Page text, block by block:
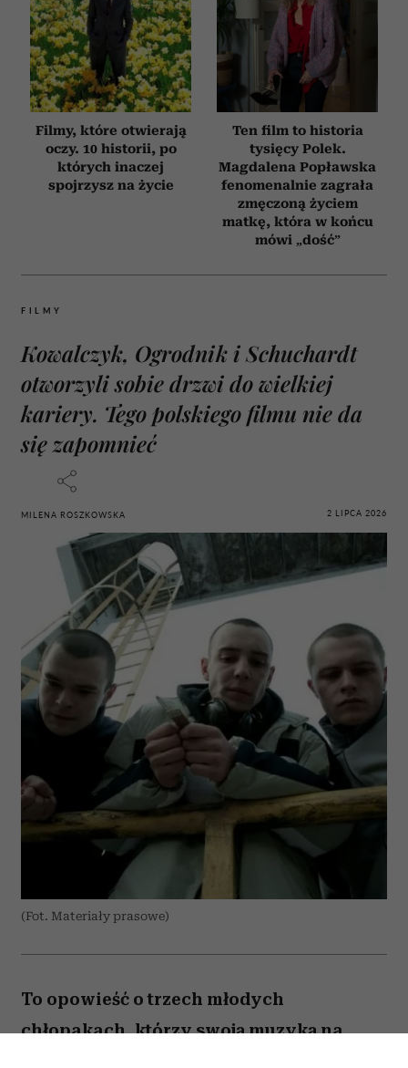
Filmy, które otwierają
oczy. 10 historii, po
których inaczej
spojrzysz na życie
Ten film to historia
tysięcy Polek.
Magdalena Popławska
fenomenalnie zagrała
zmęczoną życiem
matkę, która w końcu
mówi „dość”
FILMY
Kowalczyk, Ogrodnik i Schuchardt
otworzyli sobie drzwi do wielkiej
kariery. Tego polskiego filmu nie da
się zapomnieć
MILENA ROSZKOWSKA 2 LIPCA 2026
(Fot. Materiały prasowe)
To opowieść o trzech młodych
chłopakach, którzy swoją muzyką na